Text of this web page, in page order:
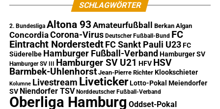
SCHLAGWÖRTER
2. Bundesliga Altona 93 Amateurfußball Berkan Algan
ConcordiaCorona-Virus Deutscher Fußball-Bund FC
Eintracht Norderstedt FC Sankt Pauli U23 FC
Süderelbe Hamburger Fußball-Verband Hamburger SV
Hamburger SV III Hamburger SV U21 HFV HSV
Barmbek-Uhlenhorst Jean-Pierre Richter Klookschieter
Kolumne Livestream Liveticker Lotto-Pokal Meiendorfer
SV Niendorfer TSV Norddeutscher Fußball-Verband
Oberliga Hamburg Oddset-Pokal